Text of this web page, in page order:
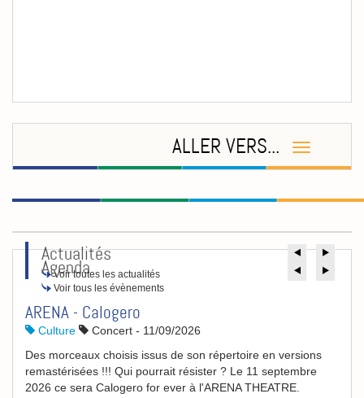
ALLER VERS...
Actualités
Voir toutes les actualités
Agenda
Voir tous les évènements
ARENA - Calogero
Culture Concert - 11/09/2026
Des morceaux choisis issus de son répertoire en versions
remastérisées !!! Qui pourrait résister ? Le 11 septembre
2026 ce sera Calogero for ever à l'ARENA THEATRE.